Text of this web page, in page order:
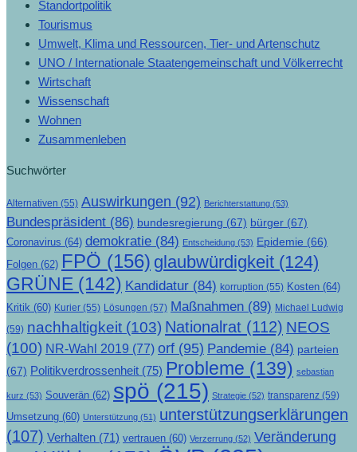
Standortpolitik
Tourismus
Umwelt, Klima und Ressourcen, Tier- und Artenschutz
UNO / Internationale Staatengemeinschaft und Völkerrecht
Wirtschaft
Wissenschaft
Wohnen
Zusammenleben
Suchwörter
Alternativen (55) Auswirkungen (92) Berichterstattung (53)
Bundespräsident (86) bundesregierung (67) bürger (67)
Coronavirus (64) demokratie (84) Entscheidung (53) Epidemie (66)
Folgen (62) FPÖ (156) glaubwürdigkeit (124)
GRÜNE (142) Kandidatur (84) korruption (55) Kosten (64)
Kritik (60) Kurier (55) Lösungen (57) Maßnahmen (89) Michael Ludwig
(59) nachhaltigkeit (103) Nationalrat (112) NEOS
(100) NR-Wahl 2019 (77) orf (95) Pandemie (84) parteien
(67) Politikverdrossenheit (75) Probleme (139) sebastian
kurz (53) Souverän (62) spö (215) Strategie (52) transparenz (59)
Umsetzung (60) Unterstützung (51) unterstützungserklärungen
(107) Verhalten (71) vertrauen (60) Verzerrung (52) Veränderung